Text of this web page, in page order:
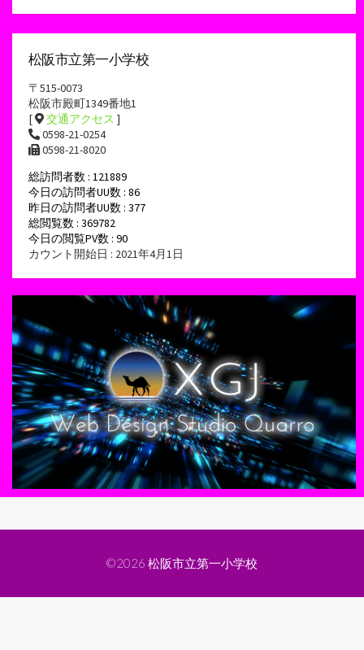
松阪市立第一小学校
〒515-0073
松阪市殿町1349番地1
[
交通アクセス ]
0598-21-0254
0598-21-8020
総訪問者数 : 121889
今日の訪問者UU数 : 86
昨日の訪問者UU数 : 377
総閲覧数 : 369782
今日の閲覧PV数 : 90
カウント開始日 : 2021年4月1日
©2026 松阪市立第一小学校